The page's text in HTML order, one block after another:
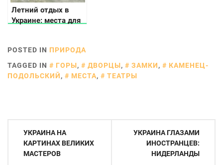
Летний отдых в
Украине: места для
POSTED IN ПРИРОДА
TAGGED IN
ГОРЫ, ДВОРЦЫ, ЗАМКИ,
КАМЕНЕЦ-
ПОДОЛЬСКИЙ, МЕСТА, ТЕАТРЫ
Навигация
УКРАИНА НА
КАРТИНАХ ВЕЛИКИХ
МАСТЕРОВ
УКРАИНА ГЛАЗАМИ
ИНОСТРАНЦЕВ:
НИДЕРЛАНДЫ